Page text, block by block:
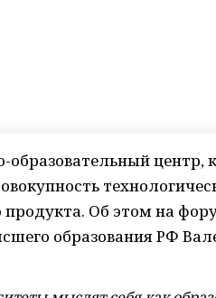
образовательный центр,
продукта. Об этом на
образования РФ